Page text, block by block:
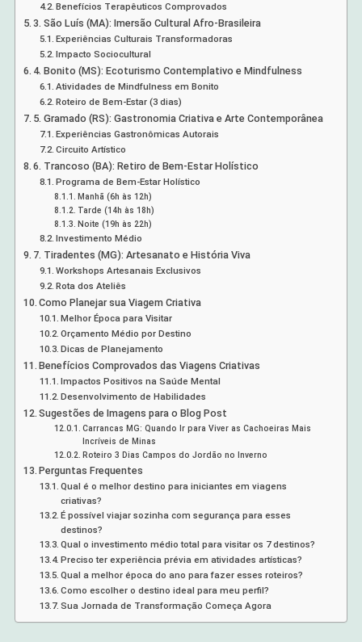
Benefícios Terapêuticos Comprovados
3. São Luís (MA): Imersão Cultural Afro-Brasileira
Experiências Culturais Transformadoras
Impacto Sociocultural
4. Bonito (MS): Ecoturismo Contemplativo e Mindfulness
Atividades de Mindfulness em Bonito
Roteiro de Bem-Estar (3 dias)
5. Gramado (RS): Gastronomia Criativa e Arte Contemporânea
Experiências Gastronômicas Autorais
Circuito Artístico
6. Trancoso (BA): Retiro de Bem-Estar Holístico
Programa de Bem-Estar Holístico
Manhã (6h às 12h)
Tarde (14h às 18h)
Noite (19h às 22h)
Investimento Médio
7. Tiradentes (MG): Artesanato e História Viva
Workshops Artesanais Exclusivos
Rota dos Ateliês
Como Planejar sua Viagem Criativa
Melhor Época para Visitar
Orçamento Médio por Destino
Dicas de Planejamento
Benefícios Comprovados das Viagens Criativas
Impactos Positivos na Saúde Mental
Desenvolvimento de Habilidades
Sugestões de Imagens para o Blog Post
Carrancas MG: Quando Ir para Viver as Cachoeiras Mais
Incríveis de Minas
Roteiro 3 Dias Campos do Jordão no Inverno
Perguntas Frequentes
Qual é o melhor destino para iniciantes em viagens
criativas?
É possível viajar sozinha com segurança para esses
destinos?
Qual o investimento médio total para visitar os 7 destinos?
Preciso ter experiência prévia em atividades artísticas?
Qual a melhor época do ano para fazer esses roteiros?
Como escolher o destino ideal para meu perfil?
Sua Jornada de Transformação Começa Agora